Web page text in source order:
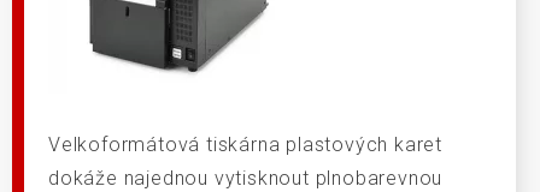
Velkoformátová tiskárna plastových karet
dokáže najednou vytisknout plnobarevnou